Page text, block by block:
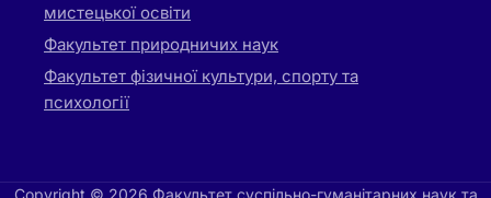
мистецької освіти
Факультет природничих наук
Факультет фізичної культури, спорту та
психології
Copyright © 2026 Факультет суспільно-гуманітарних наук та